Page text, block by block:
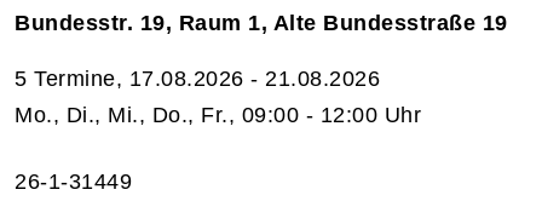
Bundesstr. 19, Raum 1, Alte Bundesstraße 19
5 Termine, 17.08.2026 - 21.08.2026
Mo., Di., Mi., Do., Fr., 09:00 - 12:00 Uhr
26-1-31449